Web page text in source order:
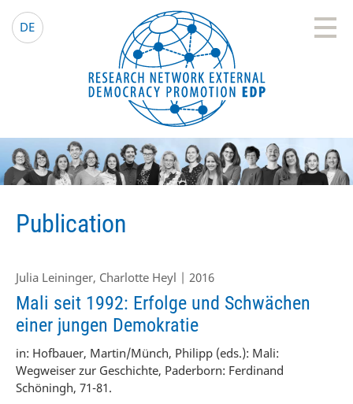
DE EDP Network
English website
Publication
Julia Leininger, Charlotte Heyl | 2016
Mali seit 1992: Erfolge und Schwächen
einer jungen Demokratie
in: Hofbauer, Martin/Münch, Philipp (eds.): Mali:
Wegweiser zur Geschichte, Paderborn: Ferdinand
Schöningh, 71-81.